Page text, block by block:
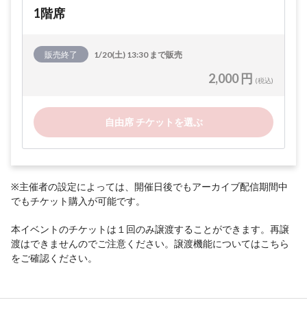
1階席
販売終了 1/20(土) 13:30 まで販売
2,000 円 (税込)
自由席 チケットを選ぶ
※主催者の設定によっては、開催日後でもアーカイブ配信期間中
でもチケット購入が可能です。
本イベントのチケットは１回のみ譲渡することができます。再譲
渡はできませんのでご注意ください。譲渡機能についてはこちら
をご確認ください。